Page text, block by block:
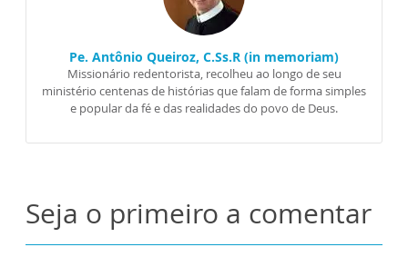
Pe. Antônio Queiroz, C.Ss.R (in memoriam)
Missionário redentorista, recolheu ao longo de seu
ministério centenas de histórias que falam de forma simples
e popular da fé e das realidades do povo de Deus.
Seja o primeiro a comentar